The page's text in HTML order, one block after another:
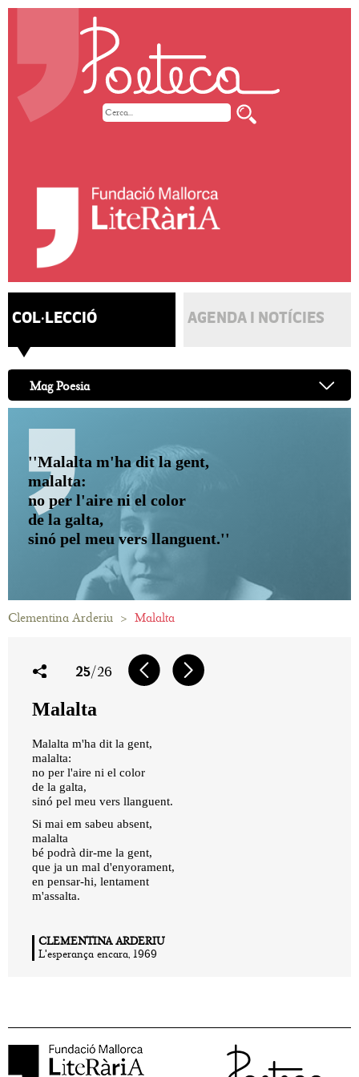
COL·LECCIÓ AGENDA I NOTÍCIES
Mag Poesia
''Malalta m'ha dit la gent,
malalta:
no per l'aire ni el color
de la galta,
sinó pel meu vers llanguent.''
Clementina Arderiu > Malalta
25/26
Malalta
Malalta m'ha dit la gent,
malalta:
no per l'aire ni el color
de la galta,
sinó pel meu vers llanguent.
Si mai em sabeu absent,
malalta
bé podrà dir-me la gent,
que ja un mal d'enyorament,
en pensar-hi, lentament
m'assalta.
CLEMENTINA ARDERIU
L'esperança encara, 1969